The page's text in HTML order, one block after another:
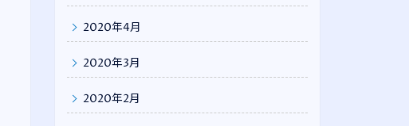
2020年4月
2020年3月
2020年2月